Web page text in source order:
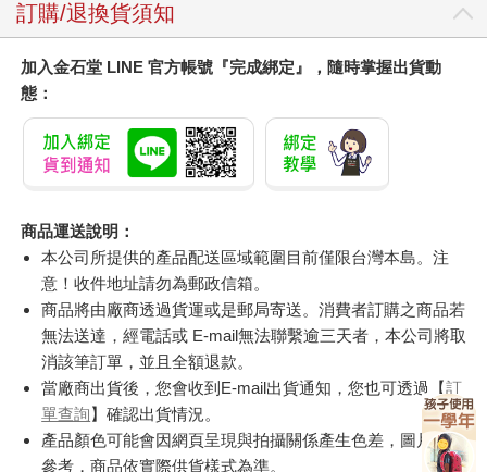
訂購/退換貨須知
加入金石堂 LINE 官方帳號『完成綁定』，隨時掌握出貨動
態：
商品運送說明：
本公司所提供的產品配送區域範圍目前僅限台灣本島。注
意！收件地址請勿為郵政信箱。
商品將由廠商透過貨運或是郵局寄送。消費者訂購之商品若
無法送達，經電話或 E-mail無法聯繫逾三天者，本公司將取
消該筆訂單，並且全額退款。
當廠商出貨後，您會收到E-mail出貨通知，您也可透過【訂
單查詢】確認出貨情況。
產品顏色可能會因網頁呈現與拍攝關係產生色差，圖片僅供
參考，商品依實際供貨樣式為準。